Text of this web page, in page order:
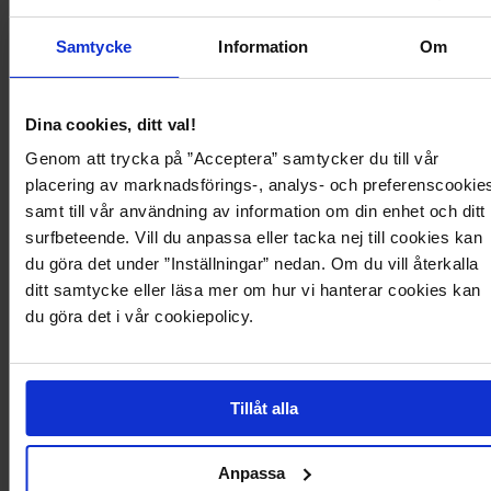
Samtycke Information Om
Dina cookies, ditt val!
Genom att trycka på ”Acceptera” samtycker du till vår
placering av marknadsförings-, analys- och
samt till vår användning av information om din enhet och ditt
surfbeteende. Vill du anpassa eller tacka nej till cookies kan
du göra det under ”Inställningar” nedan. Om du vill återkalla
ditt samtycke eller läsa mer om hur vi hanterar cookies kan
du göra det i vår cookiepolicy.
Tillåt alla
Anpassa
- Stretchy materiale.
Topp fra VERO MODA med hullbroderi.
- Stretchy materiale.
- Avrundet hals.
- Lengde fra frontskulder: 58 cm i størrelse S.